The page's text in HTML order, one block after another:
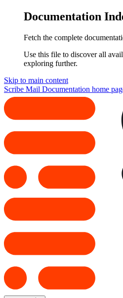
Documentation
Fetch the complete
Use this file to discover all
exploring further.
Skip to main content
Scribe Mail Documentation home